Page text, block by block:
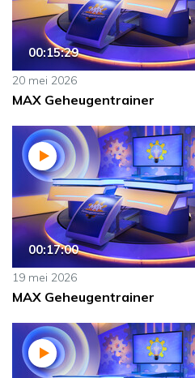
00:15:29
20 mei 2026
MAX Geheugentrainer
00:17:00
19 mei 2026
MAX Geheugentrainer